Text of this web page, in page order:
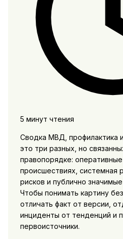
5 минут чтения
Сводка МВД, профилактика
это три разных, но
правопорядке:
происшествиях, системная
рисков и публично
Чтобы понимать картину
отличать факт от версии,
инциденты от тенденций и
первоисточники.